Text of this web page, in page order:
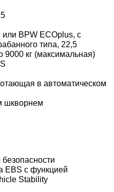
BPW ECOplus, с
типа, 22,5
9000 кг (максимальная)
в автоматическом
шкворнем
EBS с функцией
Stability